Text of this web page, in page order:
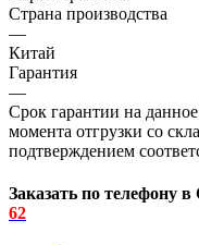
Страна производства
—
Китай
Гарантия
—
Срок гарантии на данное
момента отгрузки со
подтверждением
Заказать по телефону
62